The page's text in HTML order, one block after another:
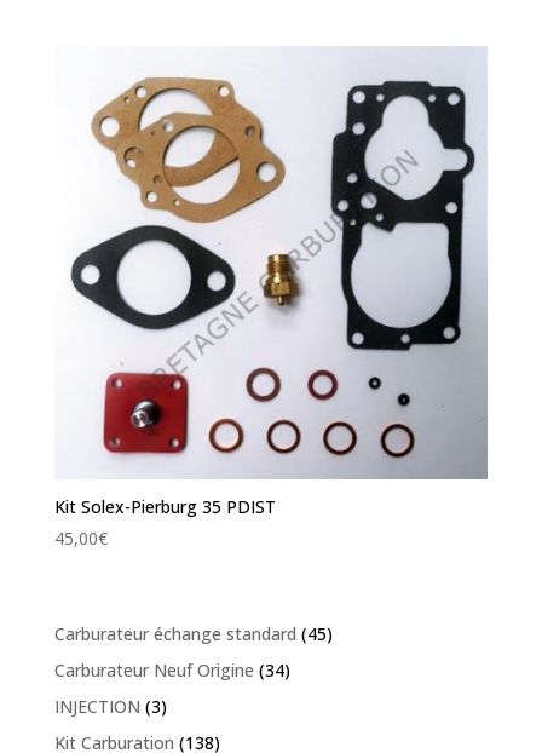
Kit Solex-Pierburg 35 PDIST
45,00€
Carburateur échange standard (45)
Carburateur Neuf Origine (34)
INJECTION (3)
Kit Carburation (138)